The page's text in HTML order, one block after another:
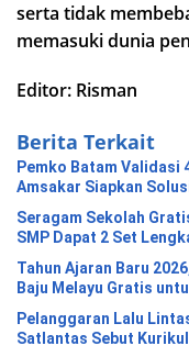
serta tidak
memasuki dunia
Editor: Risman
Berita Terkait
Pemko Batam Validasi
Amsakar Siapkan
Seragam Sekolah
SMP Dapat 2 Set
Tahun Ajaran Baru
Baju Melayu Gratis
Pelanggaran Lalu
Satlantas Sebut